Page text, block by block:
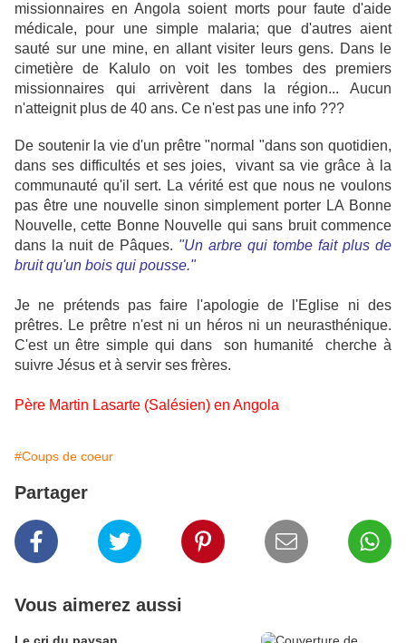
missionnaires en Angola soient morts pour faute d'aide
médicale, pour une simple malaria; que d'autres aient
sauté sur une mine, en allant visiter leurs gens. Dans le
cimetière de Kalulo on voit les tombes des premiers
missionnaires qui arrivèrent dans la région... Aucun
n'atteignit plus de 40 ans. Ce n'est pas une info ???
De soutenir la vie d'un prêtre "normal "dans son quotidien,
dans ses difficultés et ses joies, vivant sa vie grâce à la
communauté qu'il sert. La vérité est que nous ne voulons
pas être une nouvelle sinon simplement porter LA Bonne
Nouvelle, cette Bonne Nouvelle qui sans bruit commence
dans la nuit de Pâques. "Un arbre qui tombe fait plus de
bruit qu'un bois qui pousse."
Je ne prétends pas faire l'apologie de l'Eglise ni des
prêtres. Le prêtre n'est ni un héros ni un neurasthénique.
C'est un être simple qui dans son humanité cherche à
suivre Jésus et à servir ses frères.
Père Martin Lasarte (Salésien) en Angola
#Coups de coeur
Partager
Vous aimerez aussi